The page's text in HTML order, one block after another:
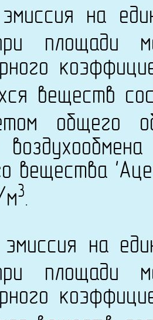
на
площади
веществ
общего
вещества
м3.
на
площади